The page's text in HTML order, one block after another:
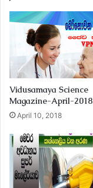
Vidusamaya Science
Magazine-April-2018
April 10, 2018